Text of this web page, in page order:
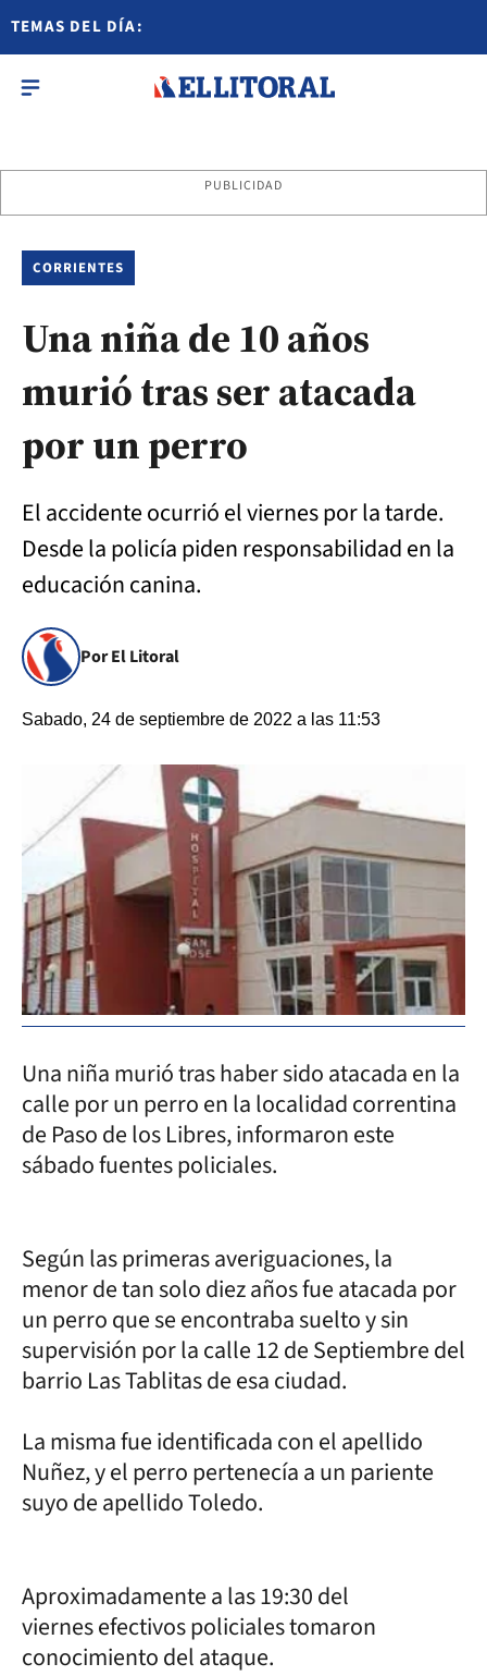
TEMAS DEL DÍA:
PUBLICIDAD
CORRIENTES
Una niña de 10 años
murió tras ser atacada
por un perro
El accidente ocurrió el viernes por la tarde.
Desde la policía piden responsabilidad en la
educación canina.
Por El Litoral
Sabado, 24 de septiembre de 2022 a las 11:53
Una niña murió tras haber sido atacada en la
calle por un perro en la localidad correntina
de Paso de los Libres, informaron este
sábado fuentes policiales.
Según las primeras averiguaciones, la
menor de tan solo diez años fue atacada por
un perro que se encontraba suelto y sin
supervisión por la calle 12 de Septiembre del
barrio Las Tablitas de esa ciudad.
La misma fue identificada con el apellido
Nuñez, y el perro pertenecía a un pariente
suyo de apellido Toledo.
Aproximadamente a las 19:30 del
viernes efectivos policiales tomaron
conocimiento del ataque.